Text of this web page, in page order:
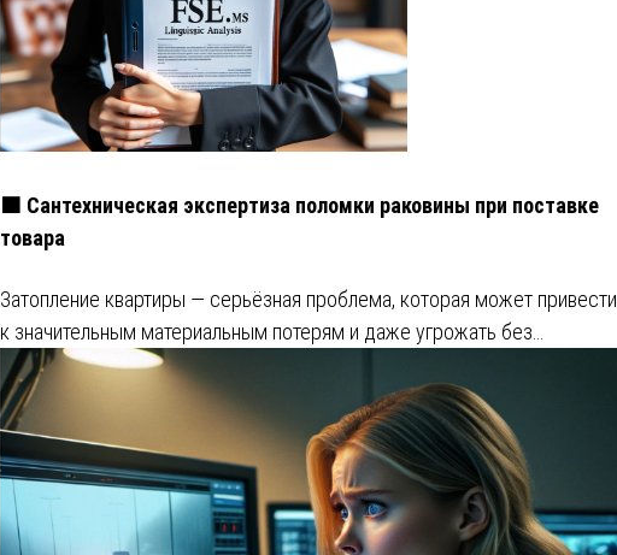
🟧 Сантехническая экспертиза поломки раковины при поставке
товара
Затопление квартиры — серьёзная проблема, которая может привести
к значительным материальным потерям и даже угрожать без…